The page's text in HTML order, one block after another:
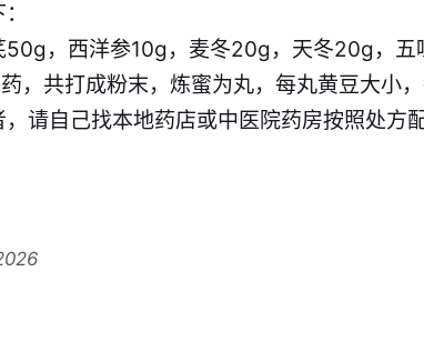
50g，西洋参10g，麦冬20g，天冬20g，五
，共打成粉末，炼蜜为丸，每丸黄豆大小
请自己找本地药店或中医院药房按照处方